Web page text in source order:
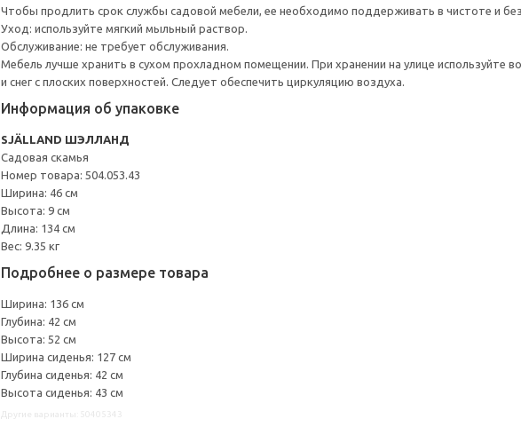
Чтобы продлить срок службы садовой мебели, ее необходимо поддерживать в чистоте и
Уход: используйте мягкий мыльный раствор.
Обслуживание: не требует обслуживания.
Мебель лучше хранить в сухом прохладном помещении. При хранении на улице используйте
и снег с плоских поверхностей. Следует обеспечить циркуляцию воздуха.
Информация об упаковке
SJÄLLAND ШЭЛЛАНД
Садовая скамья
Номер товара: 504.053.43
Ширина: 46 см
Высота: 9 см
Длина: 134 см
Вес: 9.35 кг
Подробнее о размере товара
Ширина: 136 см
Глубина: 42 см
Высота: 52 см
Ширина сиденья: 127 см
Глубина сиденья: 42 см
Высота сиденья: 43 см